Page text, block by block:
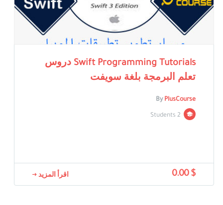
Swift Programming Tutorials دروس
تعلم البرمجة بلغة سويفت
By PlusCourse
2 Students
$ 0.00 اقرأ المزيد